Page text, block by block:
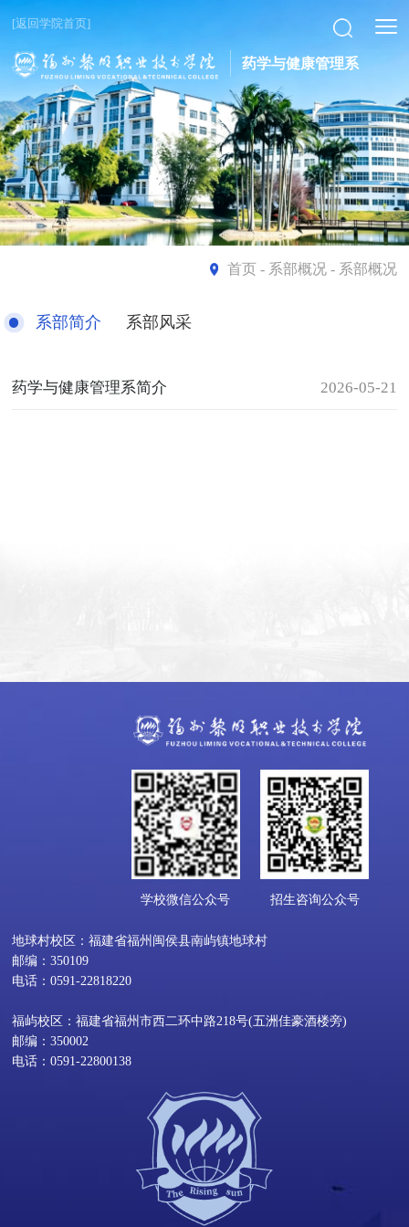
[返回学院首页]
药学与健康管理系
首页- 系部概况 - 系部概况
系部简介 系部风采
药学与健康管理系简介 2026-05-21
学校微信公众号 招生咨询公众号
地球村校区：福建省福州闽侯县南屿镇地球村
邮编：350109
电话：0591-22818220
福屿校区：福建省福州市西二环中路218号(五洲佳豪酒楼旁)
邮编：350002
电话：0591-22800138